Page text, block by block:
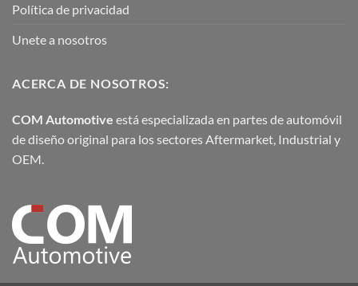
Política de privacidad
Unete a nosotros
ACERCA DE NOSOTROS:
COM Automotive está especializada en partes de automóvil
de diseño original para los sectores Aftermarket, Industrial y
OEM.